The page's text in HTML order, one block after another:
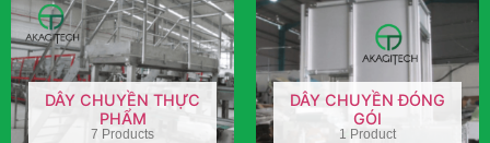
DÂY CHUYỀN THỰC
PHẨM
7 Products
DÂY CHUYỀN ĐÓNG
GÓI
1 Product